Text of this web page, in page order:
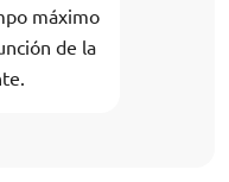
máximo
de la